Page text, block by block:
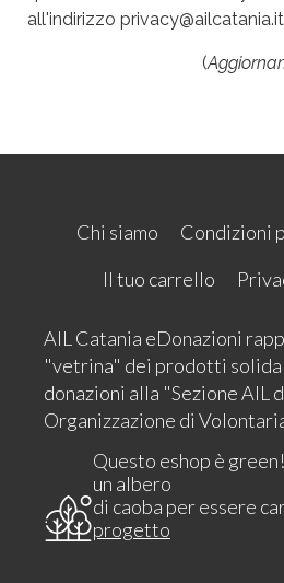
all'indirizzo privacy@ailcatania.it
(
Chi siamo
Condizioni
Il tuo carrello
AIL Catania eDonazioni
"vetrina" dei prodotti
donazioni alla "Sezione AIL
Organizzazione di
Questo eshop è
un albero
di caoba per essere
progetto